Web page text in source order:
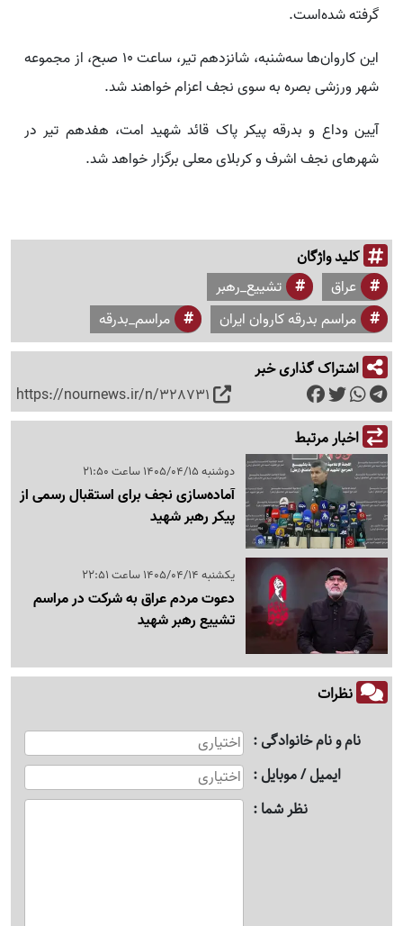
گرفته شده‌است.
این کاروان‌ها سه‌شنبه، شانزدهم تیر، ساعت ۱۰ صبح، از مجموعه
شهر ورزشی بصره به سوی نجف اعزام خواهند شد.
آیین وداع و بدرقه پیکر پاک قائد شهید امت، هفدهم تیر در
شهر‌های نجف اشرف و کربلای معلی برگزار خواهد شد.
کلید واژگان
عراق
تشییع_رهبر
مراسم بدرقه کاروان ایران
مراسم_بدرقه
اشتراک گذاری خبر
https://nournews.ir/n/328731
اخبار مرتبط
دوشنبه 1405/04/15 ساعت 21:50
آماده‌سازی نجف برای استقبال رسمی از
پیکر رهبر شهید
یکشنبه 1405/04/14 ساعت 22:51
دعوت مردم عراق به شرکت در مراسم
تشییع رهبر شهید
نظرات
نام و نام خانوادگی
ایمیل / موبایل
نظر شما